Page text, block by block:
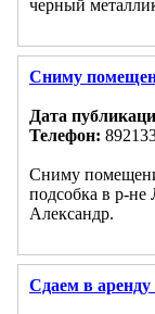
черный
Сниму
Дата
Телефон:
Сниму
подсобка в р-не
Александр.
Сдаем в